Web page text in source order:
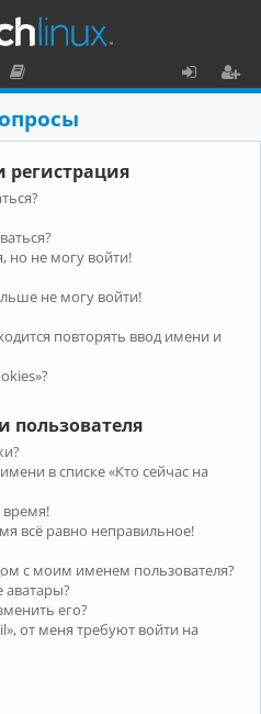
ку
м
е
н
та
ц
и
я
о
и
но не могу войти!
не могу войти!
повторять ввод имени и
пользователя
в списке «Кто сейчас на
всё равно неправильное!
с моим именем пользователя?
его?
от меня требуют войти на